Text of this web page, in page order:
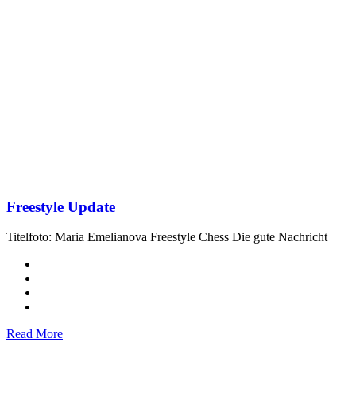
Freestyle Update
Titelfoto: Maria Emelianova Freestyle Chess Die gute Nachricht
Read More